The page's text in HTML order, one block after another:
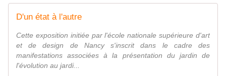
D'un état à l'autre
Cette exposition initiée par l'école nationale supérieure d'art
et de design de Nancy s'inscrit dans le cadre des
manifestations associées à la présentation du jardin de
l'évolution au jardi...